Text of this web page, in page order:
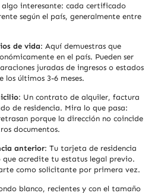
algo interesante: cada certificado
según el país, generalmente entre
de vida: Aquí demuestras que
en el país. Pueden ser
juradas de ingresos o estados
los últimos 3-6 meses.
: Un contrato de alquiler, factura
de residencia. Mira lo que pasa:
porque la dirección no coincide
documentos.
anterior: Tu tarjeta de residencia
acredite tu estatus legal previo.
como solicitante por primera vez.
blanco, recientes y con el tamaño